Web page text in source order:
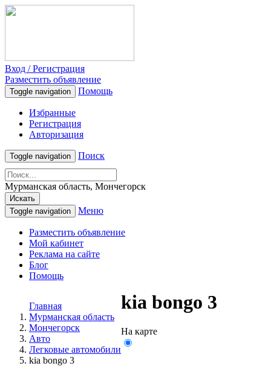
Вход / Регистрация
Разместить объявление
Toggle navigation Помощь
Избранные
Регистрация
Авторизация
Toggle navigation Поиск
Мурманская область, Мончегорск
Искать
Toggle navigation
Меню
Разместить объявление
Мой кабинет
Реклама на сайте
Блог
Помощь
Главная
Мурманская область
Мончегорск
Авто
Легковые автомобили
kia bongo 3
kia bongo 3
На карте